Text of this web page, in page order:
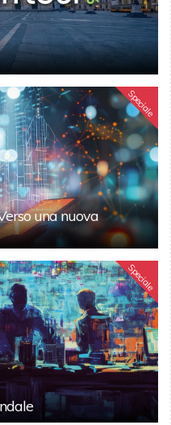
Speciale
una nuova
Speciale